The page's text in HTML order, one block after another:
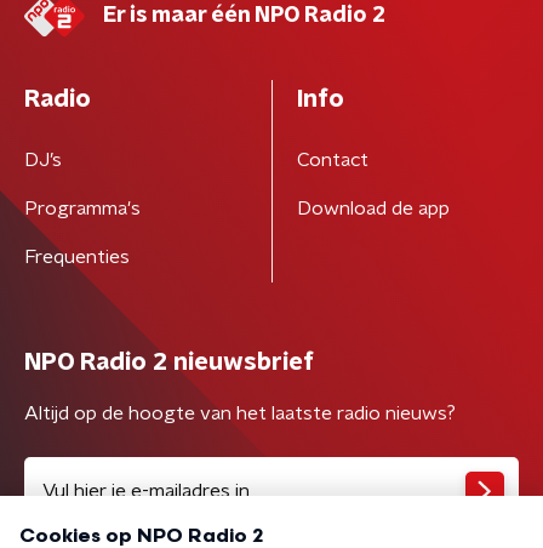
Er is maar één NPO Radio 2
Radio
DJ’s
Programma's
Frequenties
Info
Contact
Download de app
NPO Radio 2 nieuwsbrief
Altijd op de hoogte van het laatste radio nieuws?